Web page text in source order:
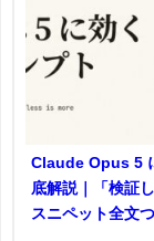
Claude Opus 5
底解説｜「検証
スニペット全文